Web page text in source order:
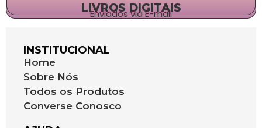
LIVROS DIGITAIS
Enviados via E-mail
INSTITUCIONAL
Home
Sobre Nós
Todos os Produtos
Converse Conosco